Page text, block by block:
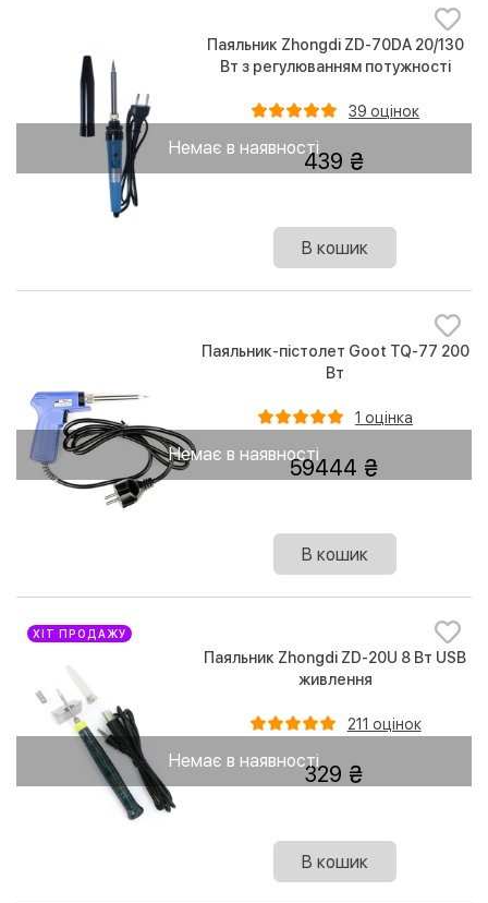
Немає в наявності
Паяльник Zhongdi ZD-70DA 20/130
Вт з регулюванням потужності
39 оцінок
439
В кошик
Немає в наявності
Паяльник-пістолет Goot TQ-77 200
Вт
1 оцінка
59444
В кошик
Немає в наявності
ХІТ ПРОДАЖУ
Паяльник Zhongdi ZD-20U 8 Вт USB
живлення
211 оцінок
329
В кошик